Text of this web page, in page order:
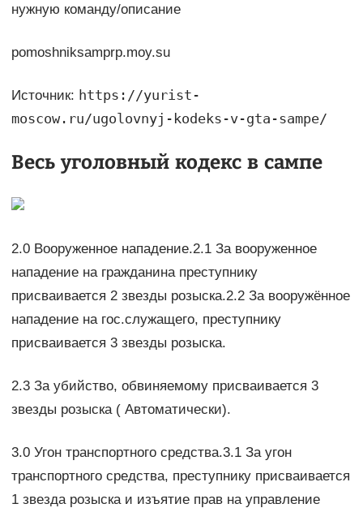
нужную команду/описание
pomoshniksamprp.moy.su
Источник: https://yurist-
moscow.ru/ugolovnyj-kodeks-v-gta-sampe/
Весь уголовный кодекс в сампе
2.0 Вооруженное нападение.2.1 За вооруженное
нападение на гражданина преступнику
присваивается 2 звезды розыска.2.2 За вооружённое
нападение на гос.служащего, преступнику
присваивается 3 звезды розыска.
2.3 За убийство, обвиняемому присваивается 3
звезды розыска ( Автоматически).
3.0 Угон транспортного средства.3.1 За угон
транспортного средства, преступнику присваивается
1 звезда розыска и изъятие прав на управление